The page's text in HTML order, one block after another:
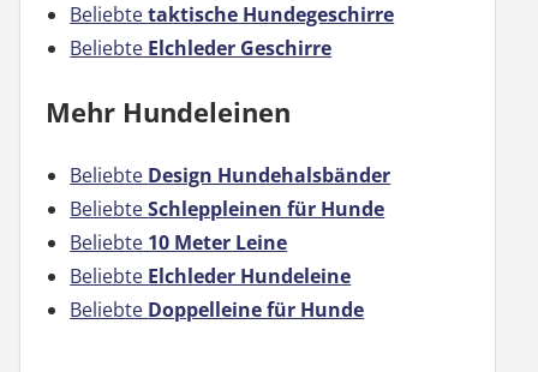
Beliebtetaktische Hundegeschirre
Beliebte Elchleder Geschirre
Mehr Hundeleinen
Beliebte Design Hundehalsbänder
BeliebteSchleppleinen für Hunde
Beliebte 10 Meter Leine
Beliebte Elchleder Hundeleine
Beliebte Doppelleine für Hunde